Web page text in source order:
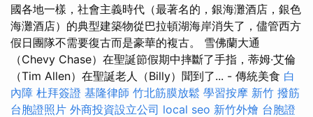
國各地一樣，社會主義時代（最著名的，銀海灘酒店，銀色
海灘酒店）的典型建築物從巴拉頓湖海岸消失了，儘管西方
假日團隊不需要復古而是豪華的複古。 雪佛蘭大通
（Chevy Chase）在聖誕節假期中摔斷了手指，蒂姆·艾倫
（Tim Allen）在聖誕老人（Billy）聞到了... - 傳統美食 白
內障 杜拜簽證 基隆律師 竹北筋膜放鬆 學習按摩 新竹 撥筋
台胞證照片 外商投資設立公司 local seo 新竹外燴 台胞證